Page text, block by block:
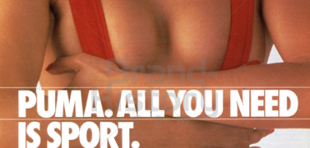
PUMA PUMA AG RUDOLF DASSLER SPORT 1984